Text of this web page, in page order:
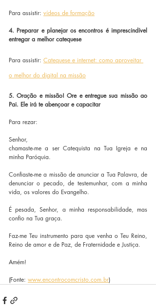
Para assistir: vídeos de formação
4. Preparar e planejar os encontros é imprescindível
entregar a melhor catequese
Para assistir: Catequese e internet: como aproveitar
o melhor do digital na missão
5. Oração e missão! Ore e entregue sua missão ao
Pai. Ele irá te abençoar e capacitar
Para rezar:
Senhor,
chamaste-me a ser Catequista na Tua Igreja e na
minha Paróquia.
Confiaste-me a missão de anunciar a Tua Palavra, de
denunciar o pecado, de testemunhar, com a minha
vida, os valores do Evangelho.
É pesada, Senhor, a minha responsabilidade, mas
confio na Tua graça.
Faz-me Teu instrumento para que venha o Teu Reino,
Reino de amor e de Paz, de Fraternidade e Justiça.
Amém!
(Fonte: www.encontrocomcristo.com.br)